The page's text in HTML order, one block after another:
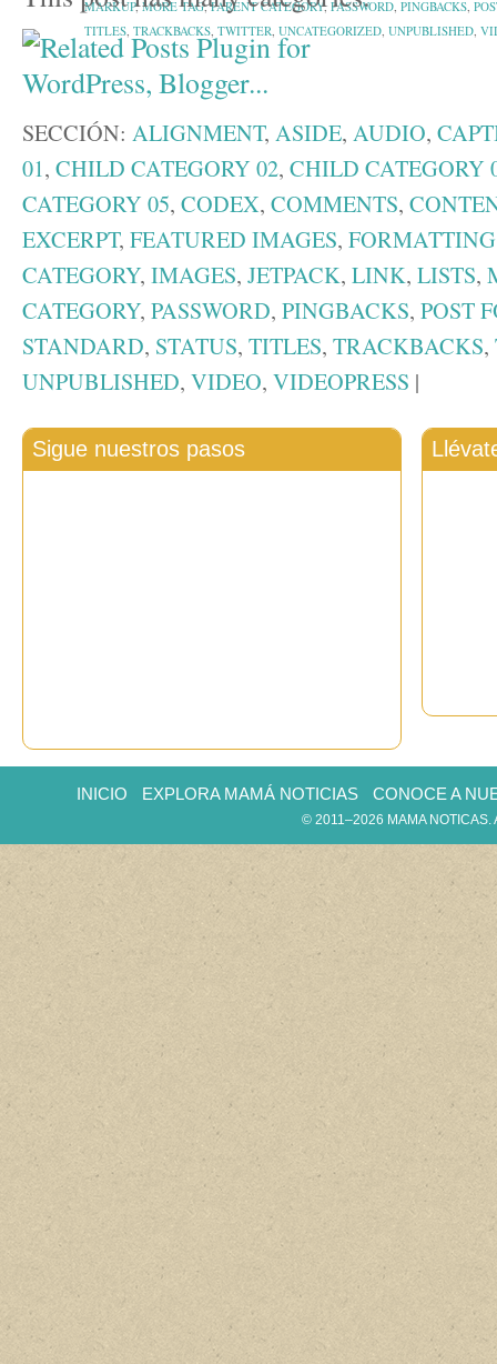
MARKUP,MORE TAG,PARENT CATEGORY, PASSWORD PINGBACKS
TITLES TRACKBACKS TWITTER UNCATEGORIZED UNPUBLISHED
SECCIÓN: ALIGNMENT, ASIDE, AUDIO,
01, CHILD CATEGORY 02, CHILD CATEGORY
CATEGORY 05, CODEX, COMMENTS,
EXCERPT, FEATURED IMAGES, FORMATTING
CATEGORY, IMAGES, JETPACK, LINK, LISTS,
CATEGORY, PASSWORD, PINGBACKS, POST
STANDARD, STATUS, TITLES, TRACKBACKS,
UNPUBLISHED, VIDEO, VIDEOPRESS |
Sigue nuestros pasos
INICIO EXPLORA MAMÁ NOTICIAS CONOCE A
© 2011–2026 MAMA NOTICAS.